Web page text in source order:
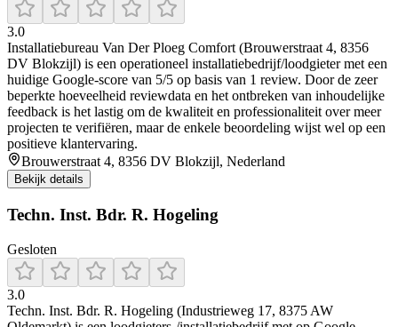
3.0
Installatiebureau Van Der Ploeg Comfort (Brouwerstraat 4, 8356
DV Blokzijl) is een operationeel installatiebedrijf/loodgieter met een
huidige Google-score van 5/5 op basis van 1 review. Door de zeer
beperkte hoeveelheid reviewdata en het ontbreken van inhoudelijke
feedback is het lastig om de kwaliteit en professionaliteit over meer
projecten te verifiëren, maar de enkele beoordeling wijst wel op een
positieve klantervaring.
Brouwerstraat 4, 8356 DV Blokzijl, Nederland
Bekijk details
Techn. Inst. Bdr. R. Hogeling
Gesloten
3.0
Techn. Inst. Bdr. R. Hogeling (Industrieweg 17, 8375 AW